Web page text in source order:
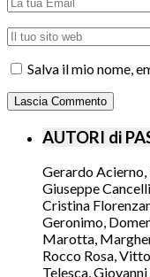
Salva il mio nome,
AUTORI di
Gerardo
Giuseppe
Cristina
Geronimo,
Marotta,
Rocco Rosa,
Telesca,